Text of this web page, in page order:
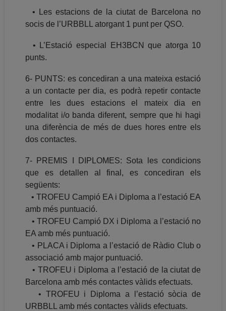
• Les estacions de la ciutat de Barcelona no
socis de l’URBBLL atorgant 1 punt per QSO.
• L’Estació especial EH3BCN que atorga 10
punts.
6- PUNTS: es concediran a una mateixa estació
a un contacte per dia, es podrà repetir contacte
entre les dues estacions el mateix dia en
modalitat i/o banda diferent, sempre que hi hagi
una diferència de més de dues hores entre els
dos contactes.
7- PREMIS I DIPLOMES: Sota les condicions
que es detallen al final, es concediran els
següents:
• TROFEU Campió EA i Diploma a l’estació EA
amb més puntuació.
• TROFEU Campió DX i Diploma a l’estació no
EA amb més puntuació.
• PLACA i Diploma a l’estació de Ràdio Club o
associació amb major puntuació.
• TROFEU i Diploma a l’estació de la ciutat de
Barcelona amb més contactes vàlids efectuats.
• TROFEU i Diploma a l’estació sòcia de
URBBLL amb més contactes vàlids efectuats.